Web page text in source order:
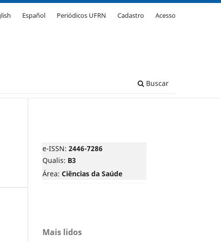
Buscar
Español Periódicos UFRN Cadastro Acesso
e-ISSN: 2446-7286
Qualis: B3
Área: Ciências da Saúde
Mais lidos